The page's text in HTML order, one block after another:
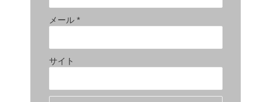
メール *
サイト